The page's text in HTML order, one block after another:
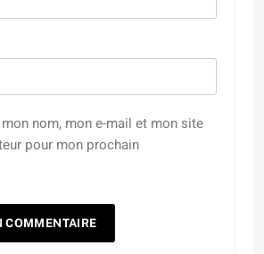
nom, mon e-mail et mon site
pour mon prochain